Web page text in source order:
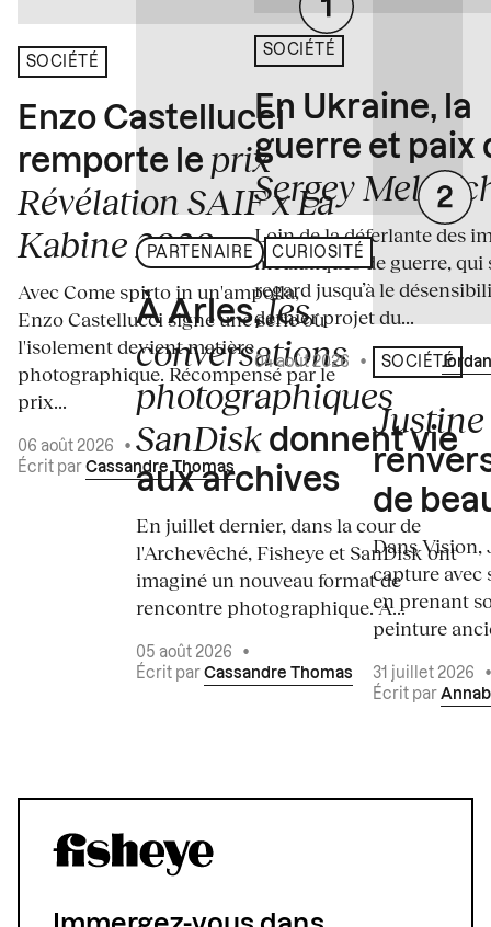
SOCIÉTÉ
Enzo Castellucci
remporte le prix
Révélation SAIF x La
Kabine 2026
Avec Come spirto in un'ampolla,
Enzo Castellucci signe une série où
l'isolement devient matière
photographique. Récompensé par le
prix...
06 août 2026
•
Écrit par Cassandre Thomas
PARTENAIRE CURIOSITÉ
À Arles,les
conversations
photographiques
SanDisk donnent vie
aux archives
En juillet dernier, dans la cour de
l'Archevêché, Fisheye et SanDisk ont
imaginé un nouveau format de
rencontre photographique. À...
05 août 2026
•
Écrit par Cassandre Thomas
SOCIÉTÉ
En Ukraine, la
guerre et paix
Sergey
Loin de la déferlante des
médiatiques de guerre, qui
regard jusqu’à le
dernier projet du...
04 août 2026 • Écrit par
SOCIÉTÉ
de
Dans
capture avec
en prenant
peinture
31 juillet 2026
Écrit par